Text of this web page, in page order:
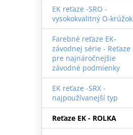
EK reťaze -SRO -
vysokokvalitný O-krúžok
Farebné reťaze EK-
závodnej série - Reťaze
pre najnáročnejšie
závodné podmienky
EK reťaze -SRX -
najpoužívanejší typ
Reťaze EK - ROLKA